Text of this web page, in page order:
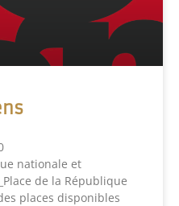
nationale et
de la République
places disponibles